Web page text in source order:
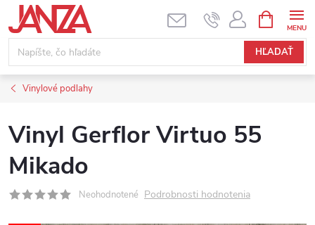
Prejsť na obsah
HĽADAŤ
Vinylové podlahy
Vinyl Gerflor Virtuo 55
Mikado
Neohodnotené Podrobnosti hodnotenia